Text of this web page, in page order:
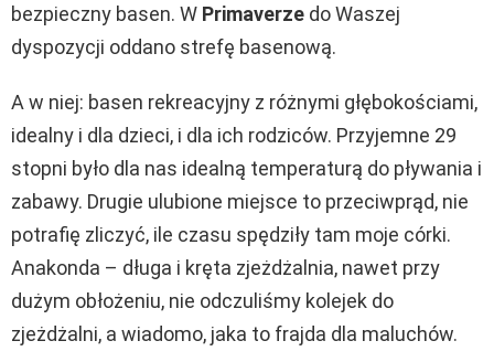
bezpieczny basen. W Primaverze do Waszej
dyspozycji oddano strefę basenową.
A w niej: basen rekreacyjny z różnymi głębokościami,
idealny i dla dzieci, i dla ich rodziców. Przyjemne 29
stopni było dla nas idealną temperaturą do pływania i
zabawy. Drugie ulubione miejsce to przeciwprąd, nie
potrafię zliczyć, ile czasu spędziły tam moje córki.
Anakonda – długa i kręta zjeżdżalnia, nawet przy
dużym obłożeniu, nie odczuliśmy kolejek do
zjeżdżalni, a wiadomo, jaka to frajda dla maluchów.